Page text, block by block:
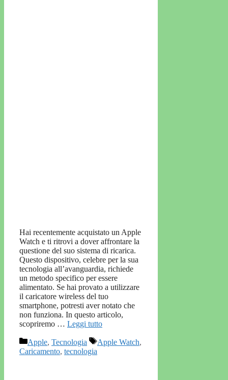
Hai recentemente acquistato un Apple
Watch e ti ritrovi a dover affrontare la
questione del suo sistema di ricarica.
Questo dispositivo, celebre per la sua
tecnologia all’avanguardia, richiede
un metodo specifico per essere
alimentato. Se hai provato a utilizzare
il caricatore wireless del tuo
smartphone, potresti aver notato che
non funziona. In questo articolo,
scopriremo … Leggi tutto
Categorie
Apple, Tecnologia Tag
Apple Watch,
Caricamento, tecnologia